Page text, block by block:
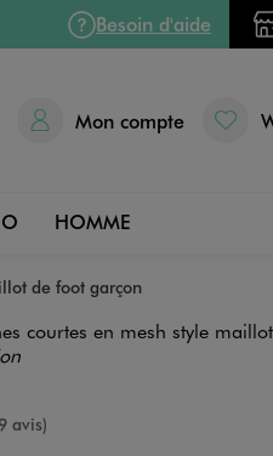
Besoin d'aide
Mon compte
HOMME
de foot garçon
courtes en mesh style
avis)